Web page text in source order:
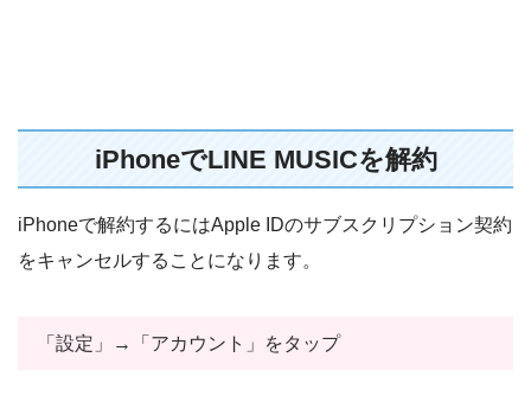
iPhoneでLINE MUSICを解約
iPhoneで解約するにはApple IDのサブスクリプション契約
をキャンセルすることになります。
「設定」→「アカウント」をタップ